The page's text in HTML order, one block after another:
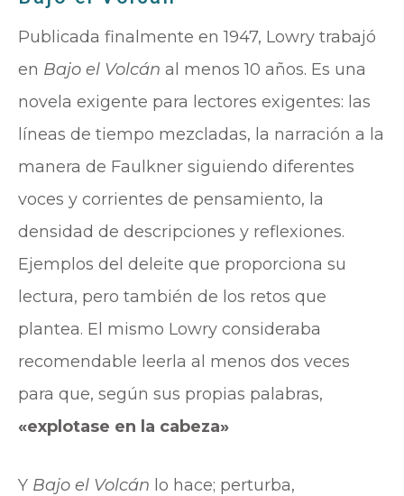
Publicada finalmente en 1947, Lowry trabajó
en Bajo el Volcán al menos 10 años. Es una
novela exigente para lectores exigentes: las
líneas de tiempo mezcladas, la narración a la
manera de Faulkner siguiendo diferentes
voces y corrientes de pensamiento, la
densidad de descripciones y reflexiones.
Ejemplos del deleite que proporciona su
lectura, pero también de los retos que
plantea. El mismo Lowry consideraba
recomendable leerla al menos dos veces
para que, según sus propias palabras,
«explotase en la cabeza»
Y Bajo el Volcán lo hace; perturba,